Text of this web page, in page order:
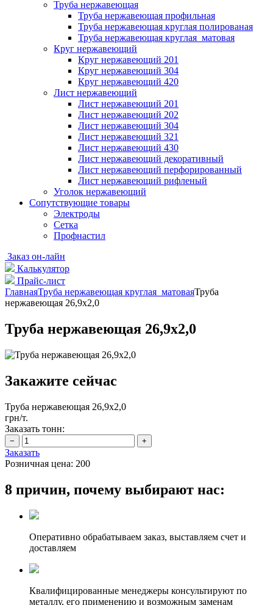
Труба нержавеющая
Труба нержавеющая профильная
Труба нержавеющая круглая полированая
Труба нержавеющая круглая матовая
Круг нержавеющий
Круг нержавеющий 201
Круг нержавеющий 304
Круг нержавеющий 420
Лист нержавеющий
Лист нержавеющий 201
Лист нержавеющий 202
Лист нержавеющий 304
Лист нержавеющий 321
Лист нержавеющий 430
Лист нержавеющий декоративный
Лист нержавеющий перфорированный
Лист нержавеющий рифленый
Уголок нержавеющий
Cопутствующие товары
Электроды
Сетка
Профнастил
Заказ он-лайн
Калькулятор
Прайс-лист
ГлавнаяТруба нержавеющая круглая матоваяТруба
нержавеющая 26,9х2,0
Труба нержавеющая 26,9х2,0
Закажите сейчас
Труба нержавеющая 26,9х2,0
грн/т.
Заказать тонн:
Заказать
Розничная цена: 200
8 причин, почему выбирают нас:
Оперативно обрабатываем заказ, выставляем счет и
доставляем
Квалифицированные менеджеры консультируют по
металлу, его применению и возможным заменам